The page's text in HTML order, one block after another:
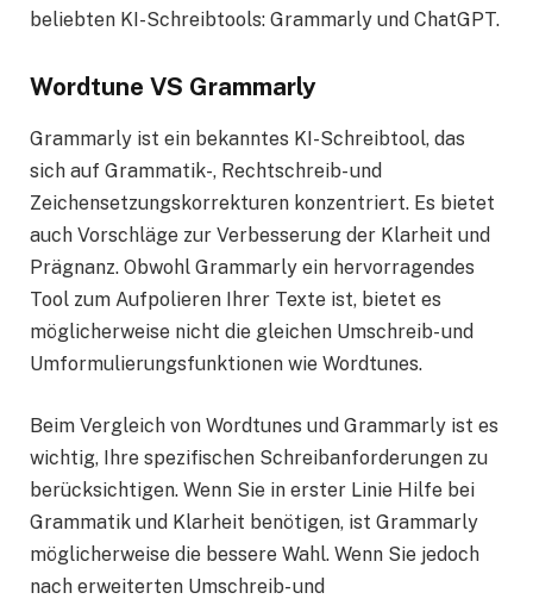
beliebten KI-Schreibtools: Grammarly und ChatGPT.
Wordtune VS Grammarly
Grammarly ist ein bekanntes KI-Schreibtool, das
sich auf Grammatik-, Rechtschreib- und
Zeichensetzungskorrekturen konzentriert. Es bietet
auch Vorschläge zur Verbesserung der Klarheit und
Prägnanz. Obwohl Grammarly ein hervorragendes
Tool zum Aufpolieren Ihrer Texte ist, bietet es
möglicherweise nicht die gleichen Umschreib- und
Umformulierungsfunktionen wie Wordtunes.
Beim Vergleich von Wordtunes und Grammarly ist es
wichtig, Ihre spezifischen Schreibanforderungen zu
berücksichtigen. Wenn Sie in erster Linie Hilfe bei
Grammatik und Klarheit benötigen, ist Grammarly
möglicherweise die bessere Wahl. Wenn Sie jedoch
nach erweiterten Umschreib- und